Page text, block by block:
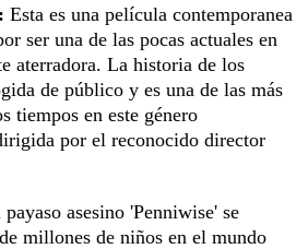
Esta es una película contemporanea
ser una de las pocas actuales en
aterradora. La historia de los
de público y es una de las más
tiempos en este género
por el reconocido director
payaso asesino 'Penniwise' se
millones de niños en el mundo